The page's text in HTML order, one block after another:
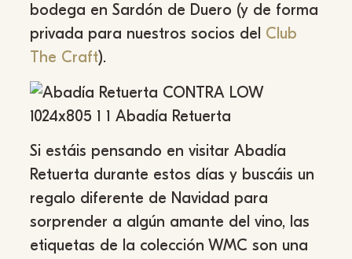
bodega en Sardón de Duero (y de forma
privada para nuestros socios del Club
The Craft).
Si estáis pensando en visitar Abadía
Retuerta durante estos días y buscáis un
regalo diferente de Navidad para
sorprender a algún amante del vino, las
etiquetas de la colección WMC son una